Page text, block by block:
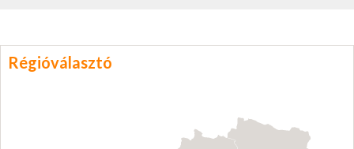
Régióválasztó